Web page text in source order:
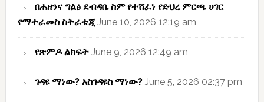
በሐዘንና ግልፅ ደብዳቤ ስም የተሸፈነ የድህረ ምርጫ ሀገር
የማተራመስ ስትራቴጂ June 10, 2026 12:19 am
የጽምዶ ልክፍት June 9, 2026 12:49 am
ገዳዩ ማነው? አስገዳዩስ ማነው? June 5, 2026 02:37 pm